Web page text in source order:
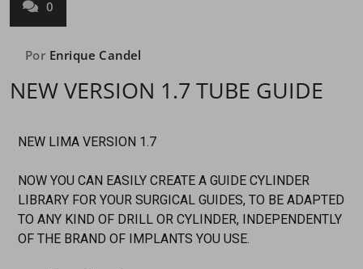
0
Por Enrique Candel
NEW VERSION 1.7 TUBE GUIDE
NEW LIMA VERSION 1.7
NOW YOU CAN EASILY CREATE A GUIDE CYLINDER
LIBRARY FOR YOUR SURGICAL GUIDES, TO BE ADAPTED
TO ANY KIND OF DRILL OR CYLINDER, INDEPENDENTLY
OF THE BRAND OF IMPLANTS YOU USE.